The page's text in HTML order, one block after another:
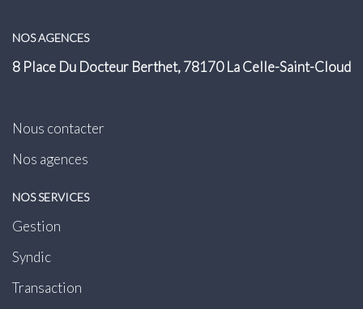
NOS AGENCES
8 Place Du Docteur Berthet, 78170 La Celle-Saint-Cloud
Nous contacter
Nos agences
NOS SERVICES
Gestion
Syndic
Transaction